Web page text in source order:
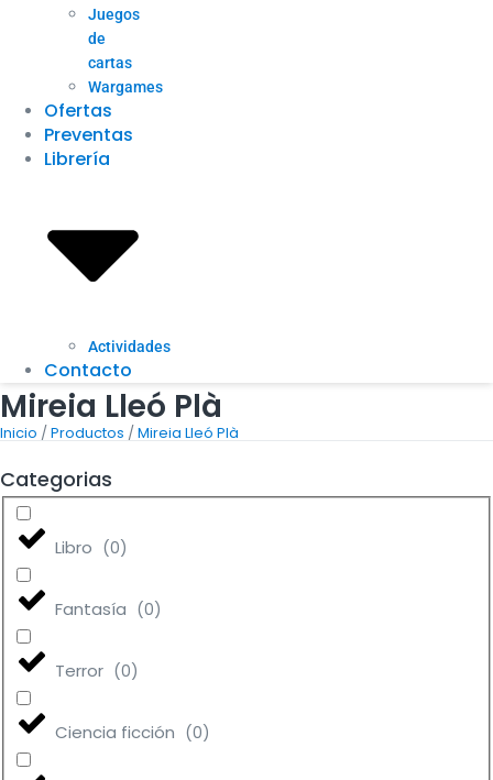
Juegos
de
cartas
Wargames
Ofertas
Preventas
Librería
Actividades
Contacto
Mireia Lleó Plà
Inicio /Productos /Mireia Lleó Plà
Categorias
Libro (0)
Fantasía (0)
Terror (0)
Ciencia ficción (0)